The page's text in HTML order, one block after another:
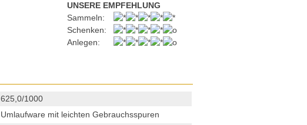
UNSERE EMPFEHLUNG
Sammeln:
Schenken:
Anlegen:
625,0/1000
Umlaufware mit leichten Gebrauchsspuren